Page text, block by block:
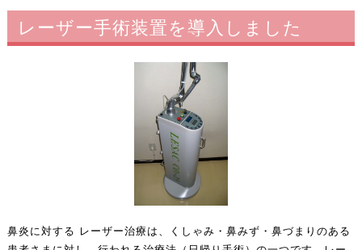
レーザー手術装置を導入しました
鼻炎に対する レーザー治療は、くしゃみ・鼻みず・鼻づまりのある